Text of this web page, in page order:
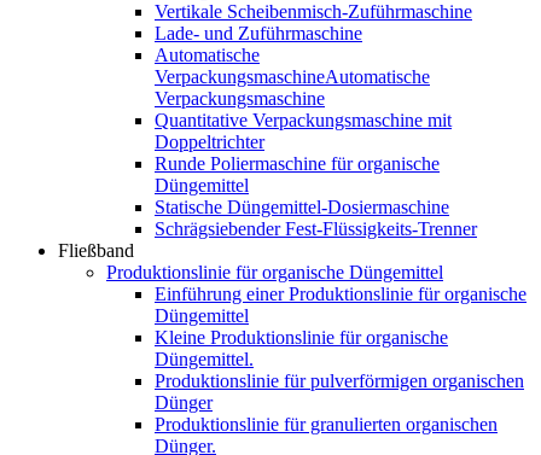
Vertikale Scheibenmisch-Zuführmaschine
Lade- und Zuführmaschine
Automatische
VerpackungsmaschineAutomatische
Verpackungsmaschine
Quantitative Verpackungsmaschine mit
Doppeltrichter
Runde Poliermaschine für organische
Düngemittel
Statische Düngemittel-Dosiermaschine
Schrägsiebender Fest-Flüssigkeits-Trenner
Fließband
Produktionslinie für organische Düngemittel
Einführung einer Produktionslinie für organische
Düngemittel
Kleine Produktionslinie für organische
Düngemittel.
Produktionslinie für pulverförmigen organischen
Dünger
Produktionslinie für granulierten organischen
Dünger.